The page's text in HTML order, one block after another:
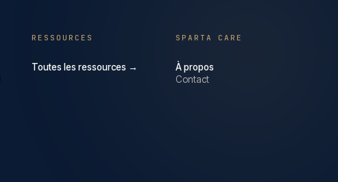
RESSOURCES
Toutes les ressources →
SPARTA CARE
À propos
Contact